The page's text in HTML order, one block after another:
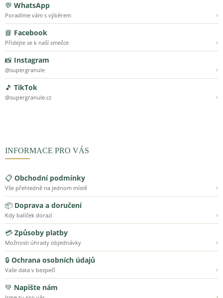
💬 WhatsApp
Poradíme vám s výběrem
›
📘 Facebook
Přidejte se k naší smečce
›
📸 Instagram
@supergranule
›
🎵 TikTok
@supergranule.cz ›
INFORMACE PRO VÁS
📋 Obchodní podmínky
Vše přehledně na jednom místě
›
📦 Doprava a doručení
Kdy balíček dorazí
›
💳 Způsoby platby
Možnosti úhrady objednávky
›
🔒 Ochrana osobních údajů
Vaše data v bezpečí
›
💚 Napište nám